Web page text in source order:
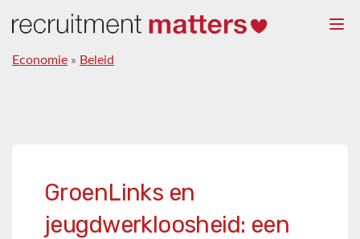
Economie » Beleid
GroenLinks en
jeugdwerkloosheid: een